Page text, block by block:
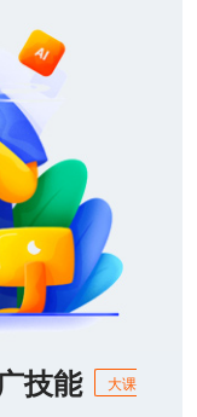
技能
大课